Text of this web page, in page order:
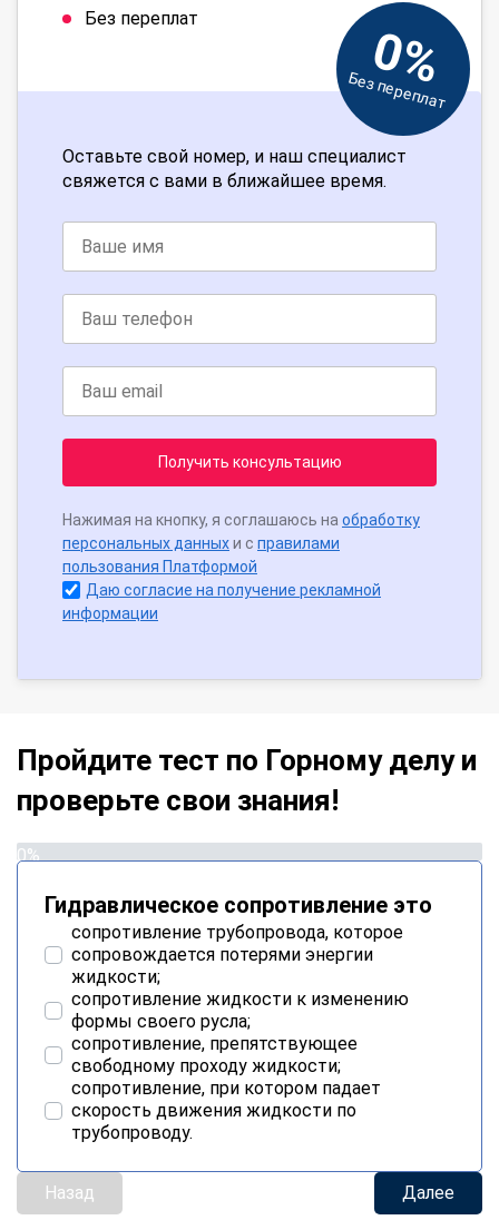
Без переплат
0%
Без переплат
Оставьте свой номер, и наш специалист
свяжется с вами в ближайшее время.
Получить консультацию
Нажимая на кнопку, я соглашаюсь на обработку
персональных данныхи с правилами
пользования Платформой
Даю согласие на получение рекламной
информации
Пройдите тест по Горному делу и
проверьте свои знания!
0%
Гидравлическое сопротивление это
сопротивление трубопровода, которое
сопровождается потерями энергии
жидкости;
сопротивление жидкости к изменению
формы своего русла;
сопротивление, препятствующее
свободному проходу жидкости;
сопротивление, при котором падает
скорость движения жидкости по
трубопроводу.
Назад Далее